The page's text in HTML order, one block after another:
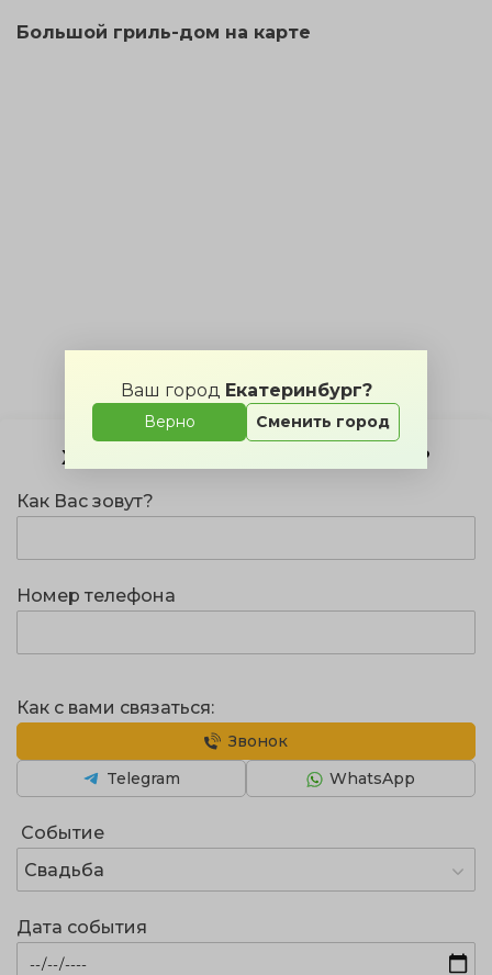
Ваш город Екатеринбург?
Верно Сменить город
Большой гриль-дом на карте
Хотите мероприятие в этом зале?
Как Вас зовут?
Номер телефона
Событие
Свадьба
Дата события
Как с вами связаться:
Звонок
WhatsApp
Telegram